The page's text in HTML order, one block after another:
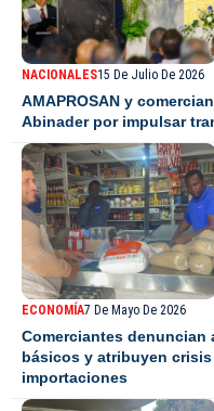
NACIONALES15 De Julio De 2026
AMAPROSAN y
Abinader por impulsar
ECONOMÍA7 De Mayo De 2026
Comerciantes denuncian
básicos y atribuyen
importaciones